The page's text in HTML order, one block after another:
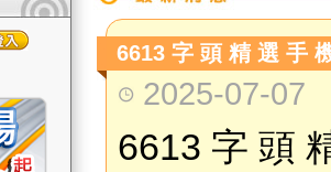
6613 字 頭 精 選 手
2025-07-07
6613 字 頭